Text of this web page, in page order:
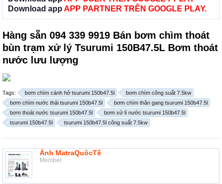
Download app APP PARTNER TRÊN GOOGLE PLAY.
Hàng sẵn 094 339 9919 Bán bơm chìm thoát
bùn trạm xử lý Tsurumi 150B47.5L Bơm thoát
nước lưu lượng
Tags: bơm chìm cánh hở tsurumi 150b47.5l
bơm chìm công suất 7.5kw
bơm chìm nước thải tsurumi 150b47.5l
bơm chìm thân gang tsurumi 150b47.5l
bơm thoát nước tsurumi 150b47.5l
bơm xử lí nước tsurumi 150b47.5l
tsurumi 150b47.5l
tsurumi 150b47.5l công suất 7.5kw
Ánh MatraQuôcTế
Member